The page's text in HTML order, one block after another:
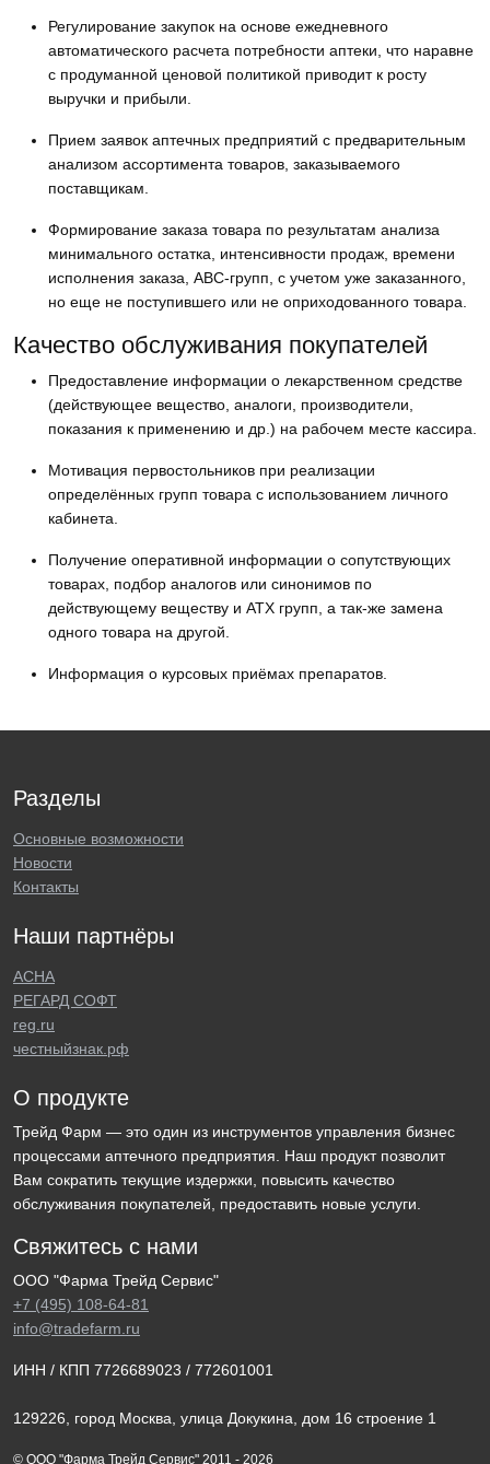
Регулирование закупок на основе ежедневного
автоматического расчета потребности аптеки, что наравне
с продуманной ценовой политикой приводит к росту
выручки и прибыли.
Прием заявок аптечных предприятий с предварительным
анализом ассортимента товаров, заказываемого
поставщикам.
Формирование заказа товара по результатам анализа
минимального остатка, интенсивности продаж, времени
исполнения заказа, АВС-групп, с учетом уже заказанного,
но еще не поступившего или не оприходованного товара.
Качество обслуживания покупателей
Предоставление информации о лекарственном средстве
(действующее вещество, аналоги, производители,
показания к применению и др.) на рабочем месте кассира.
Мотивация первостольников при реализации
определённых групп товара с использованием личного
кабинета.
Получение оперативной информации о сопутствующих
товарах, подбор аналогов или синонимов по
действующему веществу и АТХ групп, а так-же замена
одного товара на другой.
Информация о курсовых приёмах препаратов.
Разделы
Основные возможности
Новости
Контакты
Наши партнёры
АСНА
РЕГАРД СОФТ
reg.ru
честныйзнак.рф
О продукте
Трейд Фарм — это один из инструментов управления бизнес
процессами аптечного предприятия. Наш продукт позволит
Вам сократить текущие издержки, повысить качество
обслуживания покупателей, предоставить новые услуги.
Свяжитесь с нами
ООО "Фарма Трейд Сервис"
+7 (495) 108-64-81
info@tradefarm.ru
ИНН / КПП 7726689023 / 772601001
129226, город Москва, улица Докукина, дом 16 строение 1
© ООО "Фарма Трейд Сервис" 2011 - 2026